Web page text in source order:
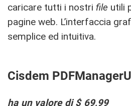
caricare tutti i nostri file utili
pagine web. L’interfaccia
semplice ed intuitiva.
Cisdem
ha un valore di $ 69,99